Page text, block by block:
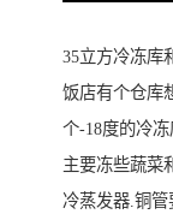
35立方冷冻库
饭店有个仓库
个-18度的冷
主要冻些蔬菜
冷蒸发器.铜